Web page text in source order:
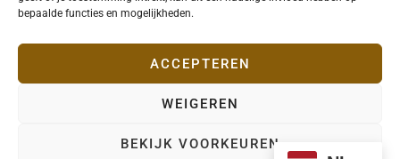
bepaalde functies en mogelijkheden.
ACCEPTEREN
WEIGEREN
BEKIJK VOORKEUREN
Copyright © 2026 indegazette.be |Privacy